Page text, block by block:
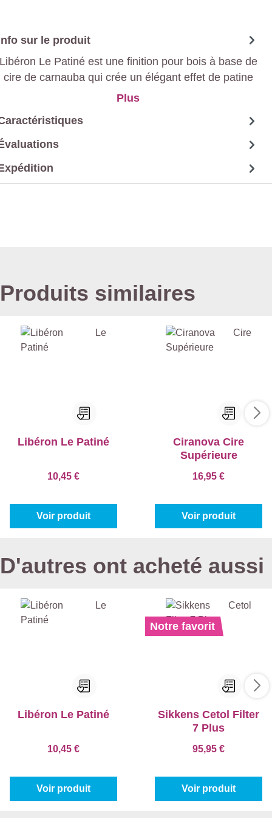
sur le produit
Le Patiné est une finition pour bois à base de
cire de carnauba qui crée un élégant effet de patine
vieillie. Facile à appliquer et à polir, elle est idéale
Plus
Produits similaires
Libéron Le Patiné
10,45 €
Voir produit
Ciranova Cire
Supérieure
16,95 €
Voir produit
D'autres ont acheté aussi
Libéron Le Patiné
10,45 €
Voir produit
Notre favorit
Sikkens Cetol Filter
7 Plus
95,95 €
Voir produit